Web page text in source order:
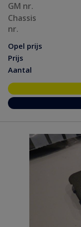
GM nr.
Chassis
nr.
Opel prijs
Prijs
Aantal